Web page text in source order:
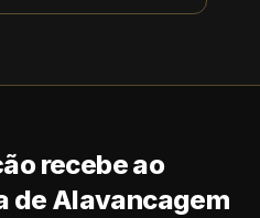
recebe ao
de Alavancagem